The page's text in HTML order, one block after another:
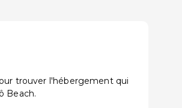
trouver l'hébergement qui
Beach.